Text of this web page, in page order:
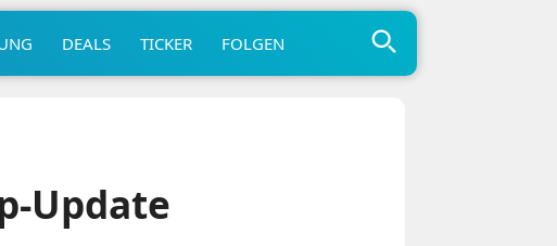
DEALS TICKER FOLGEN
Update